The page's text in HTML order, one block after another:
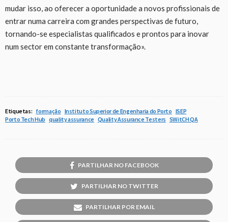
mudar isso, ao oferecer a oportunidade a novos profissionais de
entrar numa carreira com grandes perspectivas de futuro,
tornando-se especialistas qualificados e prontos para inovar
num sector em constante transformação».
Etiquetas: formação Instituto Superior de Engenharia do Porto ISEP
Porto Tech Hub quality assurance Quality Assurance Testers SWitCH QA
PARTILHAR NO FACEBOOK
PARTILHAR NO TWITTER
PARTILHAR POR EMAIL